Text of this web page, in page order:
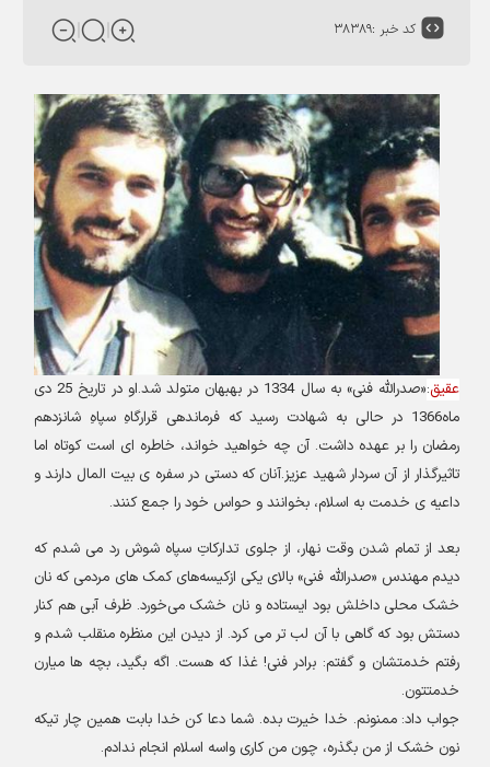
کد خبر :۳۸۳۸۹
عقیق:
«
صدرالله فنی» به سال 1334 در بهبهان متولد شد.او در تاریخ 25 دی
ماه1366 در حالی به شهادت رسید که فرماندهی قرارگاهِ سپاهِ شانزدهم
رمضان را بر عهده داشت. آن چه خواهید خواند، خاطره ای است کوتاه اما
تاثیرگذار از آن سردار شهید عزیز.آنان که دستی در سفره ی بیت المال دارند و
داعیه ی خدمت به اسلام، بخوانند و حواس خود را جمع کنند.
بعد از تمام شدن وقت نهار، از جلوی تدارکاتِ سپاه شوش رد می شدم که
دیدم مهندس «صدرالله فنی» بالای یکی ازکیسه‌های کمک های مردمی که نان
خشک محلی داخلش بود ایستاده و نان خشک می‌خورد. ظرف آبی هم کنار
دستش بود که گاهی با آن لب تر می کرد. از دیدن این منظره منقلب شدم و
رفتم خدمتشان و گفتم:برادر فنی! غذا که هست. اگه بگید، بچه ها میارن
خدمتتون.
جواب داد: ممنونم. خدا خیرت بده. شما دعا کن خدا بابت همین چار تیکه
نون خشک از من بگذره، چون من کاری واسه اسلام انجام ندادم.